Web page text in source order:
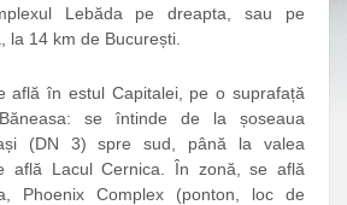
Lebăda pe dreapta, sau pe
la 14 km de București.
află în estul Capitalei, pe o suprafață
se întinde de la șoseaua
(DN 3) spre sud, până la valea
află Lacul Cernica. În zonă, se află
Phoenix Complex (ponton, loc de